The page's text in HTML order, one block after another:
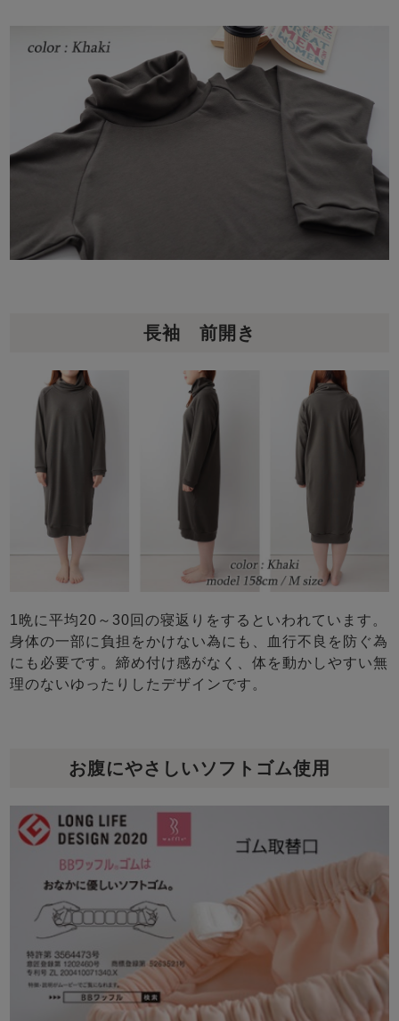
長袖 前開き
1晩に平均20～30回の寝返りをするといわれています。
身体の一部に負担をかけない為にも、血行不良を防ぐ為
にも必要です。締め付け感がなく、体を動かしやすい無
理のないゆったりしたデザインです。
お腹にやさしいソフトゴム使用